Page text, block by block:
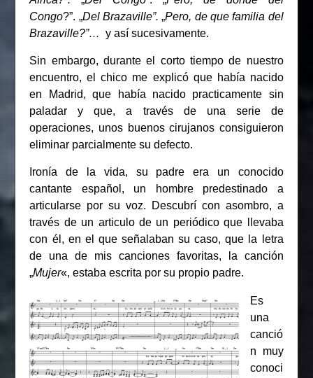
Congo?”. „Del Brazaville”. „Pero, de que familia del
Brazaville?”… y así sucesivamente.
Sin embargo, durante el corto tiempo de nuestro
encuentro, el chico me explicó que había nacido
en Madrid, que había nacido practicamente sin
paladar y que, a través de una serie de
operaciones, unos buenos cirujanos consiguieron
eliminar parcialmente su defecto.
Ironía de la vida, su padre era un conocido
cantante español, un hombre predestinado a
articularse por su voz. Descubrí con asombro, a
través de un articulo de un periódico que llevaba
con él, en el que señalaban su caso, que la letra
de una de mis canciones favoritas, la canción
„Mujer«, estaba escrita por su propio padre.
Es
una
canció
n muy
conoci